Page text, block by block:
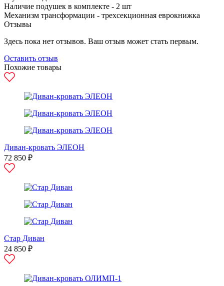
Наличие подушек в комплекте - 2 шт
Механизм трансформации - трехсекционная еврокнижка
Отзывы
Здесь пока нет отзывов. Ваш отзыв может стать первым.
Оставить отзыв
Похожие товары
Диван-кровать ЭЛЕОН
72 850 ₽
Стар Диван
24 850 ₽